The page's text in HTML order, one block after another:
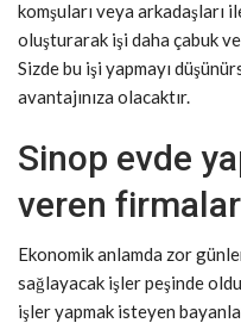
komşuları veya arkadaşları
oluşturarak işi daha çabuk
Sizde bu işi yapmayı
avantajınıza olacaktır.
Sinop evde
veren firmalar
Ekonomik anlamda zor
sağlayacak işler peşinde
işler yapmak isteyen